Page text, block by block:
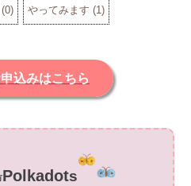
(0) やってみます (1)
込みはこちら
Polkadots